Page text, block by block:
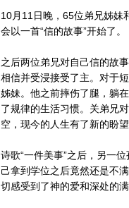
10月11日晚，65位弟兄姊妹
会以一首“信的故事”开始了。
之后两位弟兄对自己信的故
相信并受浸接受了主。对于
姊妹。他之前摔伤了腿，躺
了规律的生活习惯。关弟兄
空，现今的人生有了新的盼望
诗歌“一件美事”之后，另一
己拿到学位之后竟然还是不
切感受到了神的爱和深处的